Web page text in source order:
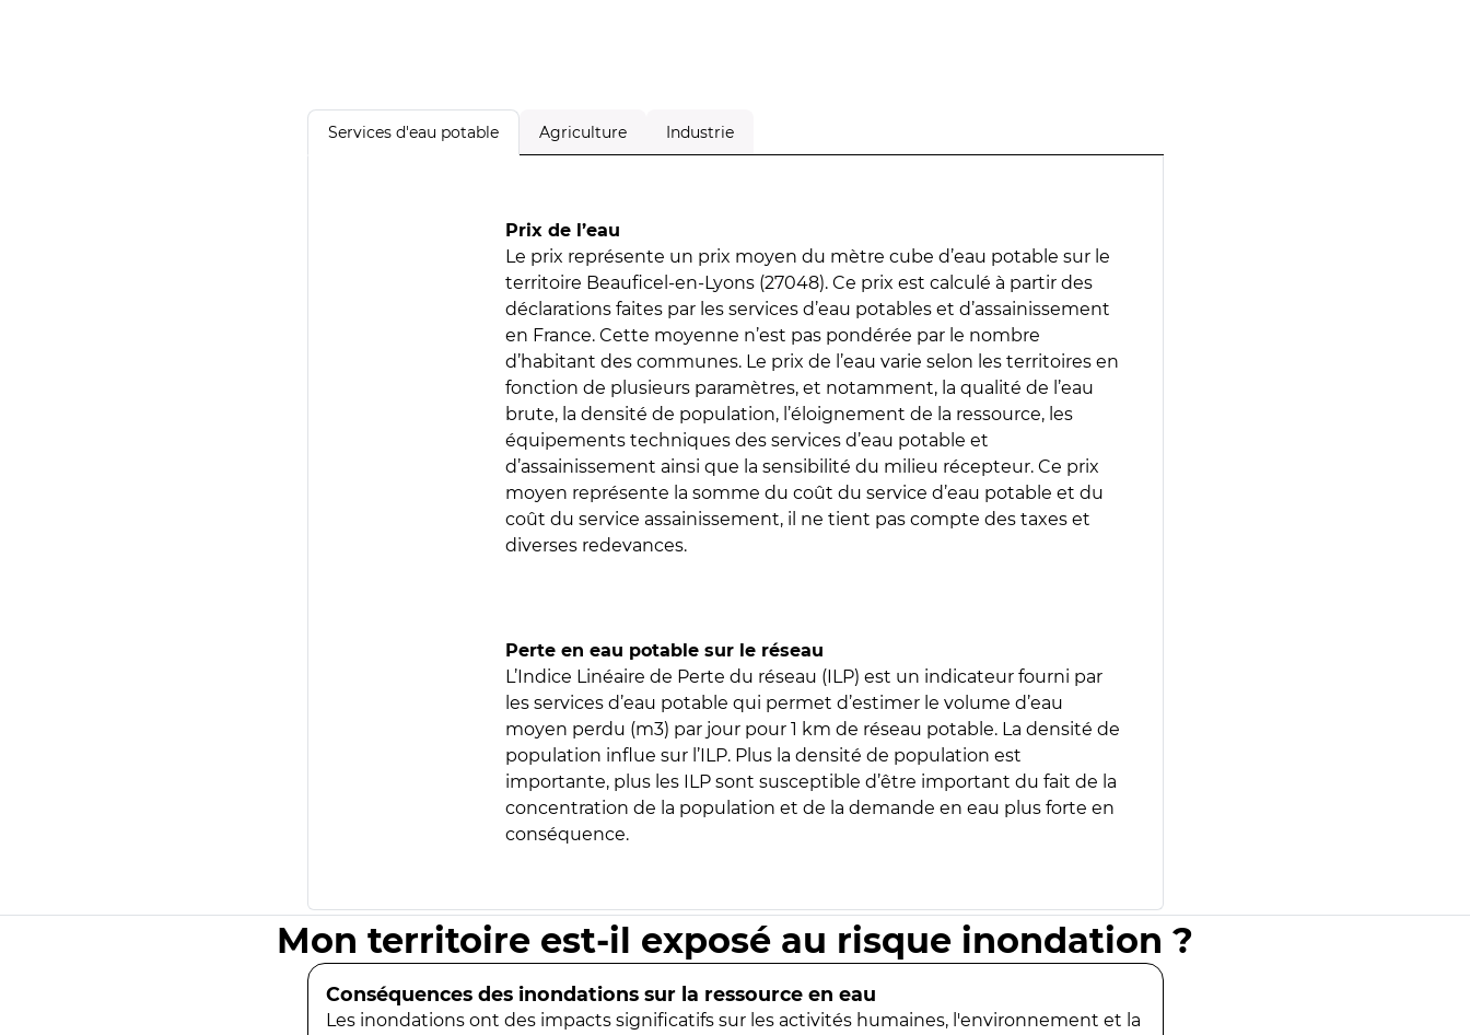
Services d'eau potable Agriculture Industrie
Prix de l’eau
Le prix représente un prix moyen du mètre cube d’eau potable sur le
territoire Beauficel-en-Lyons (27048). Ce prix est calculé à partir des
déclarations faites par les services d’eau potables et d’assainissement
en France. Cette moyenne n’est pas pondérée par le nombre
d’habitant des communes. Le prix de l’eau varie selon les territoires en
fonction de plusieurs paramètres, et notamment, la qualité de l’eau
brute, la densité de population, l’éloignement de la ressource, les
équipements techniques des services d’eau potable et
d’assainissement ainsi que la sensibilité du milieu récepteur. Ce prix
moyen représente la somme du coût du service d’eau potable et du
coût du service assainissement, il ne tient pas compte des taxes et
diverses redevances.
Perte en eau potable sur le réseau
L’Indice Linéaire de Perte du réseau (ILP) est un indicateur fourni par
les services d’eau potable qui permet d’estimer le volume d’eau
moyen perdu (m3) par jour pour 1 km de réseau potable. La densité de
population influe sur l’ILP. Plus la densité de population est
importante, plus les ILP sont susceptible d’être important du fait de la
concentration de la population et de la demande en eau plus forte en
conséquence.
Mon territoire est-il exposé au risque inondation ?
Conséquences des inondations sur la ressource en eau
Les inondations ont des impacts significatifs sur les activités humaines, l'environnement et la